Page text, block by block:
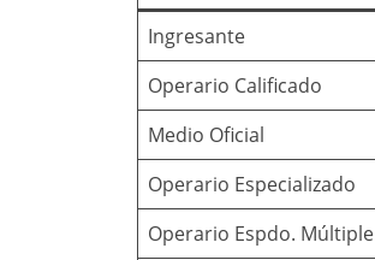
Ingresante
Operario Calificado
Medio Oficial
Operario Especializado
Operario Espdo. Múltiple